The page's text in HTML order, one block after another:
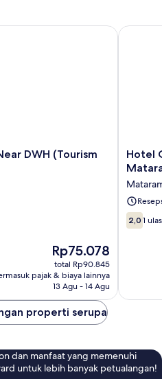
DWH (Tourism
Harga
sekarang
Rp75.078
Rp75.078
total Rp90.845
pajak & biaya lainnya
13 Agu - 14 Agu
DWH (Tourism Village Green)
Hotel
O
Near
SD
Negeri
Hotel
2.0
dari
2,0 1
Hotel O
properti serupa
dan manfaat yang memenuhi
untuk lebih banyak petualangan!